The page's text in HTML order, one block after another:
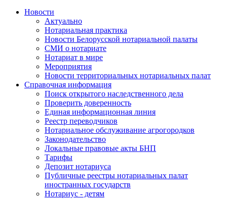
Новости
Актуально
Нотариальная практика
Новости Белорусской нотариальной палаты
СМИ о нотариате
Нотариат в мире
Мероприятия
Новости территориальных нотариальных палат
Справочная информация
Поиск открытого наследственного дела
Проверить доверенность
Единая информационная линия
Реестр переводчиков
Нотариальное обслуживание агрогородков
Законодательство
Локальные правовые акты БНП
Тарифы
Депозит нотариуса
Публичные реестры нотариальных палат
иностранных государств
Нотариус - детям